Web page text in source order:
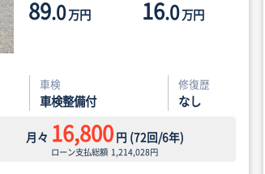
89.0万円 16.0万円
車検
車検整備付
修復歴
なし
月々 16,800円 (72回/6年)
ローン支払総額 1,214,028円